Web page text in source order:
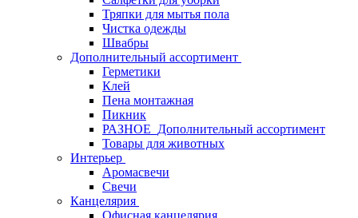
Тряпки для мытья пола
Чистка одежды
Швабры
Дополнительный ассортимент
Герметики
Клей
Пена монтажная
Пикник
РАЗНОЕ_Дополнительный ассортимент
Товары для животных
Интерьер
Аромасвечи
Свечи
Канцелярия
Офисная канцелярия